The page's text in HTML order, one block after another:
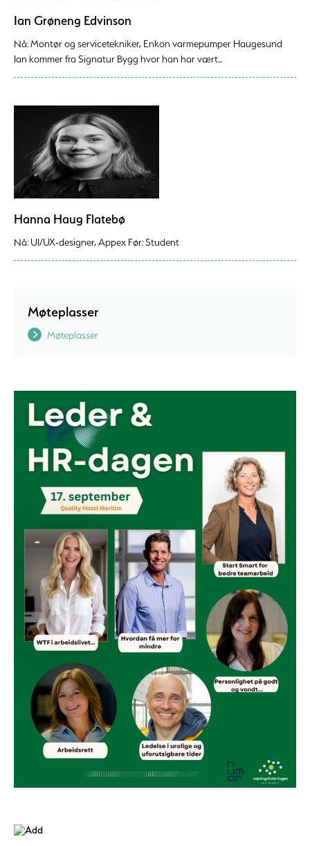
Ian Grøneng Edvinson
Nå: Montør og servicetekniker, Enkon varmepumper Haugesund
Ian kommer fra Signatur Bygg hvor han har vært...
Hanna Haug Flatebø
Nå: UI/UX-designer, Appex Før: Student
Møteplasser
Møteplasser